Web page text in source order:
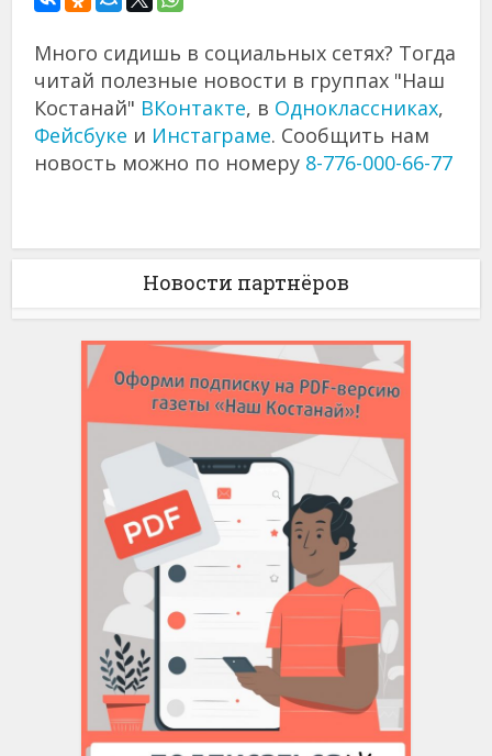
Много сидишь в социальных сетях? Тогда
читай полезные новости в группах "Наш
Костанай" ВКонтакте, в Одноклассниках,
Фейсбуке и Инстаграме. Сообщить нам
новость можно по номеру 8-776-000-66-77
Новости партнёров